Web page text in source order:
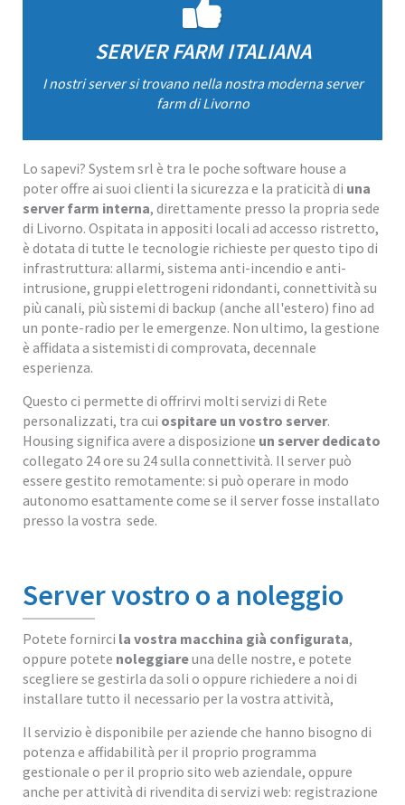
SERVER FARM ITALIANA
I nostri server si trovano nella nostra moderna server
farm di Livorno
Lo sapevi? System srl è tra le poche software house a
poter offre ai suoi clienti la sicurezza e la praticità di una
server farm interna, direttamente presso la propria sede
di Livorno. Ospitata in appositi locali ad accesso ristretto,
è dotata di tutte le tecnologie richieste per questo tipo di
infrastruttura: allarmi, sistema anti-incendio e anti-
intrusione, gruppi elettrogeni ridondanti, connettività su
più canali, più sistemi di backup (anche all'estero) fino ad
un ponte-radio per le emergenze. Non ultimo, la gestione
è affidata a sistemisti di comprovata, decennale
esperienza.
Questo ci permette di offrirvi molti servizi di Rete
personalizzati, tra cui ospitare un vostro server.
Housing significa avere a disposizione un server dedicato
collegato 24 ore su 24 sulla connettività. Il server può
essere gestito remotamente: si può operare in modo
autonomo esattamente come se il server fosse installato
presso la vostra sede.
Server vostro o a noleggio
Potete fornirci la vostra macchina già configurata,
oppure potete noleggiareuna delle nostre, e potete
scegliere se gestirla da soli o oppure richiedere a noi di
installare tutto il necessario per la vostra attività,
Il servizio è disponibile per aziende che hanno bisogno di
potenza e affidabilità per il proprio programma
gestionale o per il proprio sito web aziendale, oppure
anche per attività di rivendita di servizi web: registrazione